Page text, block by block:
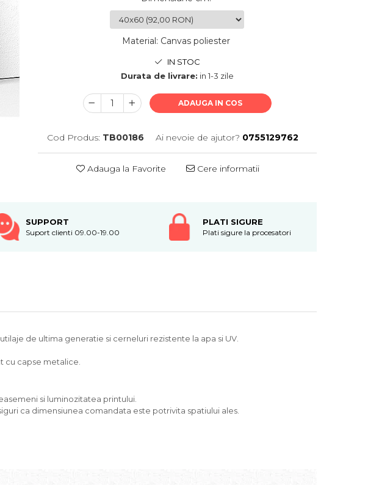
Material: Canvas poliester
IN STOC
Durata de livrare: in 1-3 zile
ADAUGA IN COS
Cod Produs: TB00186 Ai nevoie de ajutor? 0755129762
Adauga la Favorite Cere informatii
SUPPORT
Suport clienti 09.00-19.00
PLATI SIGURE
Plati sigure la procesatori
de ultima generatie si cerneluri rezistente la apa si UV.
cu capse metalice.
si luminozitatea printului.
ca dimensiunea comandata este potrivita spatiului ales.